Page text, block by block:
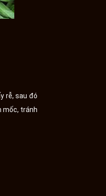
rễ, sau đó
mốc, tránh